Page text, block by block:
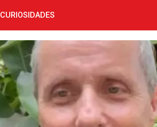
CURIOSIDADES